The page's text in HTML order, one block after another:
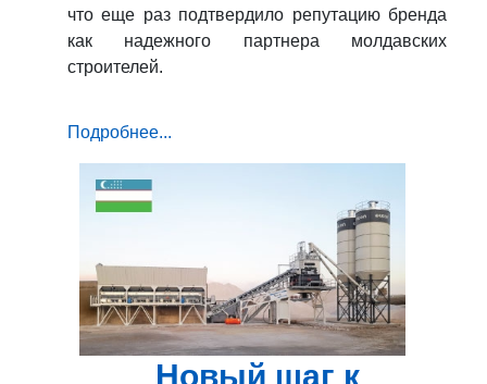
что еще раз подтвердило репутацию бренда
как надежного партнера молдавских
строителей.
Подробнее...
Новый шаг к